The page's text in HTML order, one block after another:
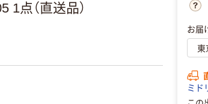
点（直送品）
お届
ミド